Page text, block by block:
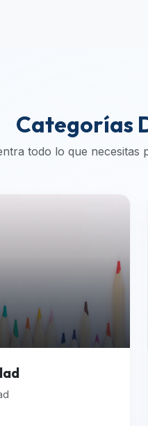
Categorías
todo lo que necesitas